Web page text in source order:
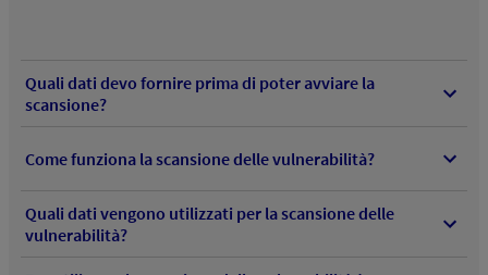
Quali dati devo fornire prima di poter avviare la
scansione?
Come funziona la scansione delle vulnerabilità?
Quali dati vengono utilizzati per la scansione delle
vulnerabilità?